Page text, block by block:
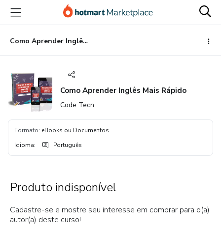
para
conteúdo
principal
para
pagamento
para
rodapé
Como Aprender Inglês Mais Rápido
Como Aprender Inglês Mais Rápido
Code Tecn
Formato: eBooks ou Documentos
Idioma: Português
Produto indisponível
Cadastre-se e mostre seu interesse em comprar para o(a)
autor(a) deste curso!